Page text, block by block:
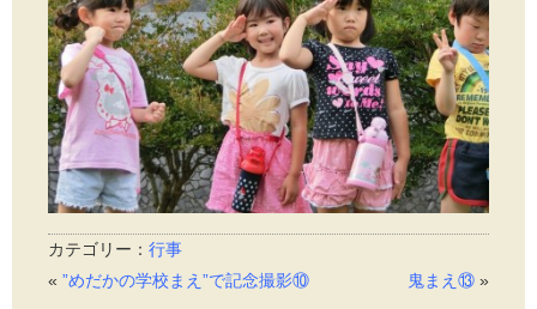
カテゴリー： 行事
« ”めだかの学校まえ”で記念撮影⑩ 鬼まえ⑬ »